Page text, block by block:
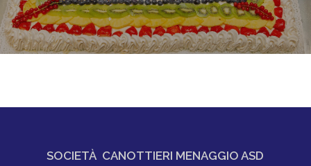
SOCIETÀ CANOTTIERI MENAGGIO ASD